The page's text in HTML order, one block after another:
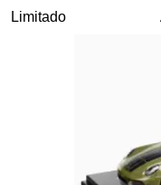
Limitado
Diapositiva 12 de 20